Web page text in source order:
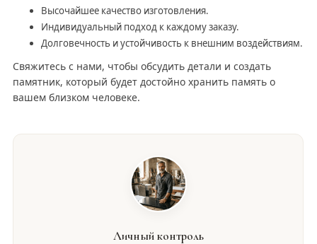
Высочайшее качество изготовления.
Индивидуальный подход к каждому заказу.
Долговечность и устойчивость к внешним воздействиям.
Свяжитесь с нами, чтобы обсудить детали и создать
памятник, который будет достойно хранить память о
вашем близком человеке.
Личный контроль